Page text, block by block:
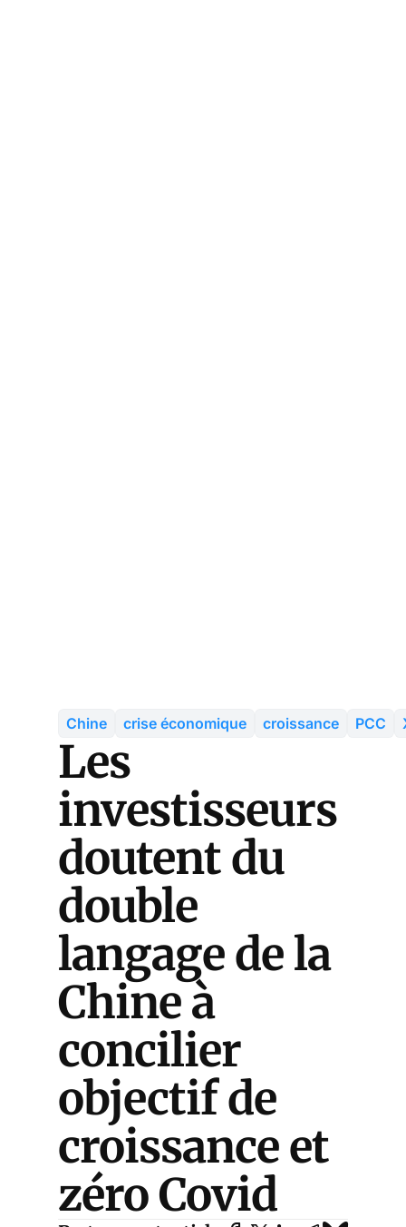
Chine crise économique croissance PCC
Les
investisseurs
doutent du
double
langage de la
Chine à
concilier
objectif de
croissance et
zéro Covid